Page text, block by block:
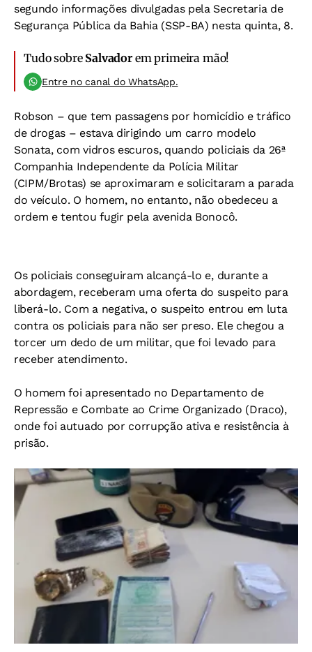
segundo informações divulgadas pela Secretaria de
Segurança Pública da Bahia (SSP-BA) nesta quinta, 8.
Tudo sobre Salvadorem primeira mão!
Entre no canal do WhatsApp.
Robson – que tem passagens por homicídio e tráfico
de drogas – estava dirigindo um carro modelo
Sonata, com vidros escuros, quando policiais da 26ª
Companhia Independente da Polícia Militar
(CIPM/Brotas) se aproximaram e solicitaram a parada
do veículo. O homem, no entanto, não obedeceu a
ordem e tentou fugir pela avenida Bonocô.
Os policiais conseguiram alcançá-lo e, durante a
abordagem, receberam uma oferta do suspeito para
liberá-lo. Com a negativa, o suspeito entrou em luta
contra os policiais para não ser preso. Ele chegou a
torcer um dedo de um militar, que foi levado para
receber atendimento.
O homem foi apresentado no Departamento de
Repressão e Combate ao Crime Organizado (Draco),
onde foi autuado por corrupção ativa e resistência à
prisão.